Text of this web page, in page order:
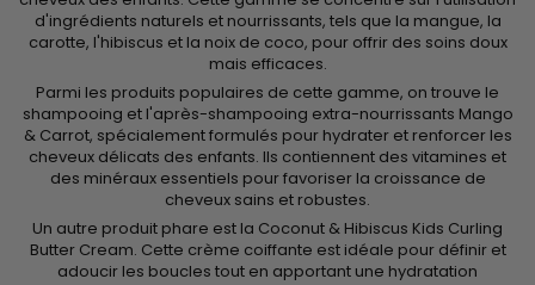
d'ingrédients naturels et nourrissants, tels que la mangue, la
carotte, l'hibiscus et la noix de coco, pour offrir des soins doux
mais efficaces.
Parmi les produits populaires de cette gamme, on trouve le
shampooing et l'après-shampooing extra-nourrissants Mango
& Carrot, spécialement formulés pour hydrater et renforcer les
cheveux délicats des enfants. Ils contiennent des vitamines et
des minéraux essentiels pour favoriser la croissance de
cheveux sains et robustes.
Un autre produit phare est la Coconut & Hibiscus Kids Curling
Butter Cream. Cette crème coiffante est idéale pour définir et
adoucir les boucles tout en apportant une hydratation